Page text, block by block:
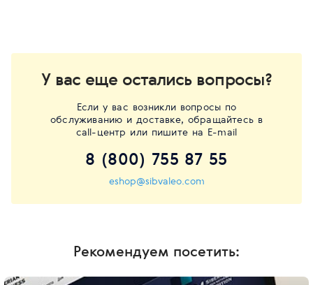
У вас еще остались вопросы?
Если у вас возникли вопросы по
обслуживанию и доставке, обращайтесь в
call-центр или пишите на E-mail
8 (800) 755 87 55
eshop@sibvaleo.com
Рекомендуем посетить: